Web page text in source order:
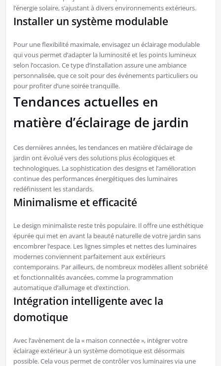
l’énergie solaire, s’ajustant à divers environnements extérieurs.
Installer un système modulable
Pour une flexibilité maximale, envisagez un éclairage modulable
qui vous permet d’adapter la luminosité et les points lumineux
selon l’occasion. Ce type d’installation assure une ambiance
personnalisée, que ce soit pour des événements particuliers ou
pour profiter d’une soirée tranquille.
Tendances actuelles en
matière d’éclairage de jardin
Ces dernières années, les tendances en matière d’éclairage de
jardin ont évolué vers des solutions plus écologiques et
technologiques. La sophistication des designs et l’amélioration
continue des performances énergétiques des luminaires
redéfinissent les standards.
Minimalisme et efficacité
Le design minimaliste reste très populaire. Il offre une esthétique
épurée qui met en avant la beauté naturelle de votre jardin sans
encombrer l’espace. Les lignes simples et nettes des luminaires
modernes conviennent parfaitement aux extérieurs
contemporains. Par ailleurs, de nombreux modèles allient sobriété
et fonctionnalités avancées, comme la programmation
automatique d’allumage et d’extinction.
Intégration intelligente avec la
domotique
Avec l’avènement de la « maison connectée », intégrer votre
éclairage extérieur à un système domotique est désormais
possible. Cela vous permet de contrôler vos luminaires via une